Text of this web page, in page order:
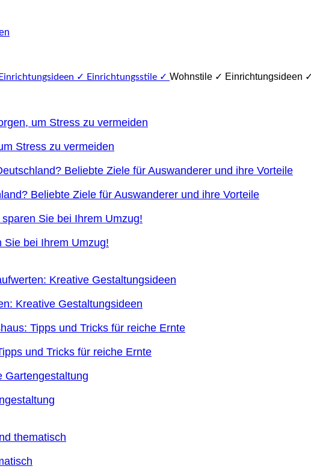
Wohnstile ✓ Einrichtungsideen
Stress zu vermeiden
Beliebte Ziele für Auswanderer und ihre Vorteile
Sie bei Ihrem Umzug!
Kreative Gestaltungsideen
und Tricks für reiche Ernte